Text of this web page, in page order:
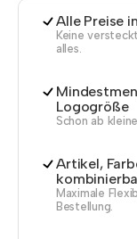
Alle Preise
Keine
alles.
Logogröße
Schon ab
Artikel,
Maximale
Bestellung.